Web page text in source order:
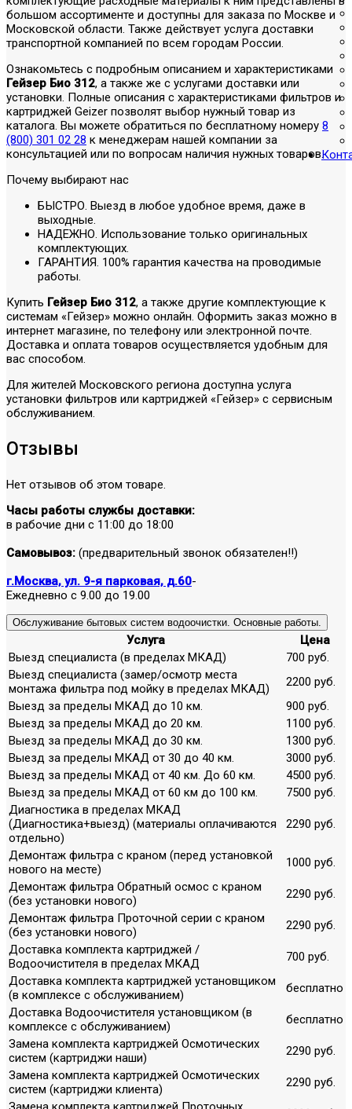
большом ассортименте и доступны для заказа по Москве и
Московской области. Также действует услуга доставки
транспортной компанией по всем городам России.
Ознакомьтесь с подробным описанием и характеристиками
Гейзер Био 312, а также же с услугами доставки или
установки. Полные описания с характеристиками фильтров и
картриджей Geizer позволят выбор нужный товар из
каталога. Вы можете обратиться по бесплатному номеру 8
(800) 301 02 28 к менеджерам нашей компании за
консультацией или по вопросам наличия нужных товаров.
Почему выбирают нас
БЫСТРО. Выезд в любое удобное время, даже в
выходные.
НАДЕЖНО. Использование только оригинальных
комплектующих.
ГАРАНТИЯ. 100% гарантия качества на проводимые
работы.
Купить Гейзер Био 312, а также другие комплектующие к
системам «Гейзер» можно онлайн. Оформить заказ можно в
интернет магазине, по телефону или электронной почте.
Доставка и оплата товаров осуществляется удобным для
вас способом.
Для жителей Московского региона доступна услуга
установки фильтров или картриджей «Гейзер» с сервисным
обслуживанием.
Отзывы
Нет отзывов об этом товаре.
Часы работы службы доставки:
в рабочие дни с 11:00 до 18:00
Самовывоз: (предварительный звонок обязателен!!)
г.Москва, ул. 9-я парковая, д.60-
Ежедневно с 9.00 до 19.00
Обслуживание бытовых систем водоочистки. Основные работы.
Услуга
Цена
Выезд специалиста (в пределах МКАД)
700 руб.
Выезд специалиста (замер/осмотр места
монтажа фильтра под мойку в пределах МКАД)
2200 руб.
Выезд за пределы МКАД до 10 км.
900 руб.
Выезд за пределы МКАД до 20 км.
1100 руб.
Выезд за пределы МКАД до 30 км.
1300 руб.
Выезд за пределы МКАД от 30 до 40 км.
3000 руб.
Выезд за пределы МКАД от 40 км. До 60 км.
4500 руб.
Выезд за пределы МКАД от 60 км до 100 км.
7500 руб.
Диагностика в пределах МКАД
(Диагностика+выезд) (материалы оплачиваются
отдельно)
2290 руб.
Демонтаж фильтра с краном (перед установкой
нового на месте)
1000 руб.
Демонтаж фильтра Обратный осмос с краном
(без установки нового)
2290 руб.
Демонтаж фильтра Проточной серии с краном
(без установки нового)
2290 руб.
Доставка комплекта картриджей /
Водоочистителя в пределах МКАД
700 руб.
Доставка комплекта картриджей установщиком
(в комплексе с обслуживанием)
бесплатно
Доставка Водоочистителя установщиком (в
комплексе с обслуживанием)
бесплатно
Замена комплекта картриджей Осмотических
систем (картриджи наши)
2290 руб.
Замена комплекта картриджей Осмотических
систем (картриджи клиента)
2290 руб.